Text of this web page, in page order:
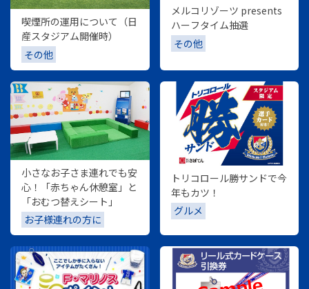
喫煙所の運用について（日
産スタジアム開催時）
その他
メルコリゾーツ presents
ハーフタイム抽選
その他
小さなお子さま連れでも安
心！「赤ちゃん休憩室」と
「おむつ替えシート」
お子様連れの方に
トリコロール勝サンドで今
年もカツ！
グルメ